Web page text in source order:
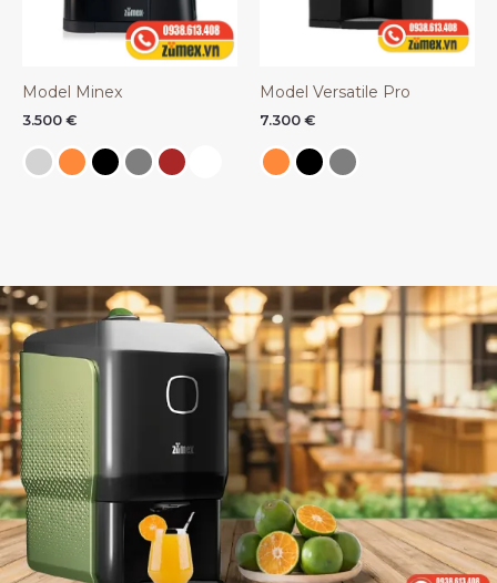
Model Minex
3.500 €
Model Versatile Pro
7.300 €